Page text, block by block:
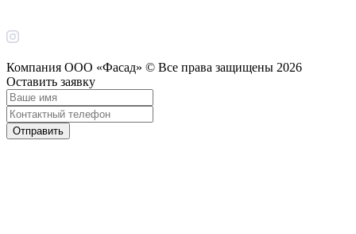
Компания ООО «Фасад» © Все права защищены 2026
Оставить заявку
Отправить